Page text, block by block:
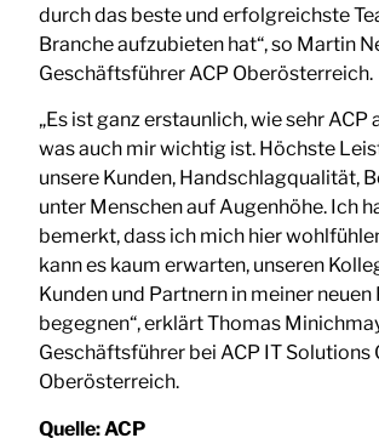
durch das beste und erfolgreichste
Branche aufzubieten hat“, so Martin
Geschäftsführer ACP Oberösterreich.
„Es ist ganz erstaunlich, wie sehr
was auch mir wichtig ist. Höchste
unsere Kunden, Handschlagqualität,
unter Menschen auf Augenhöhe. Ich
bemerkt, dass ich mich hier
kann es kaum erwarten, unseren
Kunden und Partnern in meiner neuen
begegnen“, erklärt Thomas
Geschäftsführer bei ACP IT Solutions
Oberösterreich.
Quelle:ACP